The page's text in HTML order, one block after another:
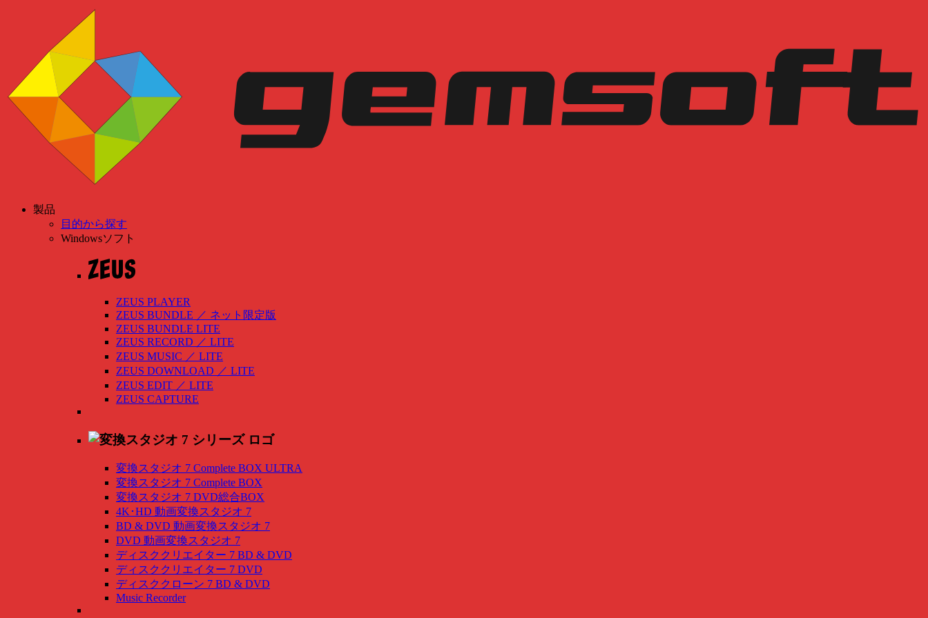
製品
目的から探す
Windowsソフト
ZEUS PLAYER
ZEUS BUNDLE ／ ネット限定版
ZEUS BUNDLE LITE
ZEUS RECORD ／ LITE
ZEUS MUSIC ／ LITE
ZEUS DOWNLOAD ／ LITE
ZEUS EDIT ／ LITE
ZEUS CAPTURE
変換スタジオ 7 Complete BOX ULTRA
変換スタジオ 7 Complete BOX
変換スタジオ 7 DVD総合BOX
4K･HD 動画変換スタジオ 7
BD & DVD 動画変換スタジオ 7
DVD 動画変換スタジオ 7
ディスククリエイター 7 BD & DVD
ディスククリエイター 7 DVD
ディスククローン 7 BD & DVD
Music Recorder